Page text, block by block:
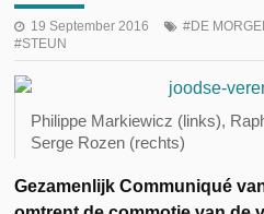
19 September 2016 DE
STEUN
Philippe Markiewicz (links),
Serge Rozen (rechts)
Gezamenlijk Communiqué